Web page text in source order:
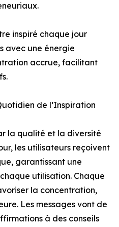
inspiré chaque jour
avec une énergie
accrue, facilitant
de l’Inspiration
la qualité et la diversité
les utilisateurs reçoivent
garantissant une
utilisation. Chaque
la concentration,
Les messages vont de
à des conseils